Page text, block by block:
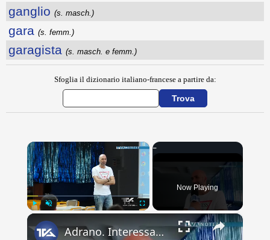
ganglio (s. masch.)
gara (s. femm.)
garagista (s. masch. e femm.)
Sfoglia il dizionario italiano-francese a partire da:
×
Now Playing
×
Adrano. Interessante incontro al liceo “Verga” con il prof. Fabio Gamberini. Studenti del Linguistic